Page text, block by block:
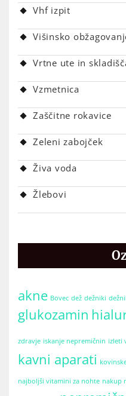
Vhf izpit
Višinsko
Vrtne ute in
Vzmetnica
Zaščitne rokavice
Zeleni zabojček
Živa voda
Žlebovi
akne Bovec dež dežniki
glukozamin
zdravje iskanje nepremičnin izleti
kavni aparati
najboljši vitamini za nohte nakup